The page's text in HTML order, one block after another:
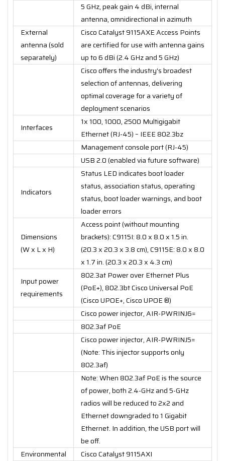
5 GHz, peak gain 4 dBi, internal
antenna, omnidirectional in azimuth
External
antenna (sold
separately)
Cisco Catalyst 9115AXE Access Points
are certified for use with antenna gains
up to 6 dBi (2.4 GHz and 5 GHz)
Cisco offers the industry's broadest
selection of antennas, delivering
optimal coverage for a variety of
deployment scenarios
Interfaces
1x 100, 1000, 2500 Multigigabit
Ethernet (RJ-45) – IEEE 802.3bz
Management console port (RJ-45)
USB 2.0 (enabled via future software)
Indicators
Status LED indicates boot loader
status, association status, operating
status, boot loader warnings, and boot
loader errors
Dimensions
(W x L x H)
Access point (without mounting
brackets): C9115I: 8.0 x 8.0 x 1.5 in.
(20.3 x 20.3 x 3.8 cm), C9115E: 8.0 x 8.0
x 1.7 in. (20.3 x 20.3 x 4.3 cm)
Input power
requirements
802.3at Power over Ethernet Plus
(PoE+), 802.3bt Cisco Universal PoE
(Cisco UPOE+, Cisco UPOE ®)
Cisco power injector, AIR-PWRINJ6=
802.3af PoE
Cisco power injector, AIR-PWRINJ5=
(Note: This injector supports only
802.3af)
Note: When 802.3af PoE is the source
of power, both 2.4-GHz and 5-GHz
radios will be reduced to 2x2 and
Ethernet downgraded to 1 Gigabit
Ethernet. In addition, the USB port will
be off.
Environmental
Cisco Catalyst 9115AXI